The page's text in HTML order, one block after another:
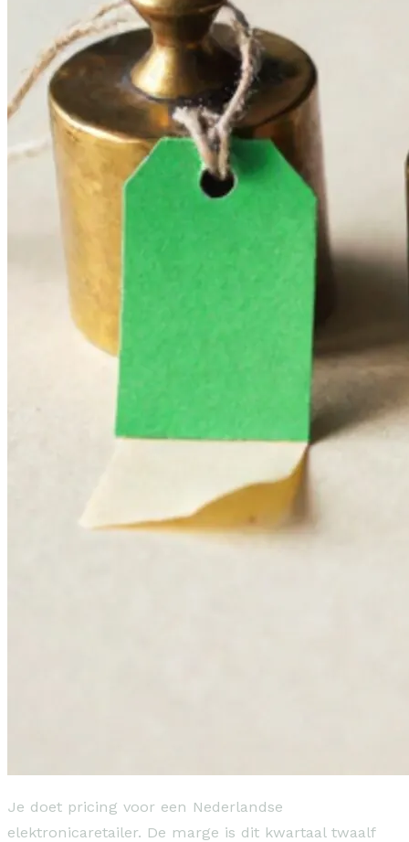
Je doet pricing voor een Nederlandse
elektronicaretailer. De marge is dit kwartaal twaalf